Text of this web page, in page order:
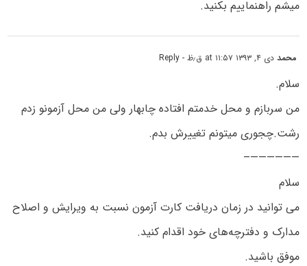
میشم راهنماییم بکنید.
محمددی ۴, ۱۳۹۳ at ۱۱:۵۷ ق٫ظ - Reply
سلام.
من سربازم و محل خدمتم افتاده چابهار ولی من محل آزمونو زدم
رشت.چجوری میتونم تغییرش بدم.
——————–
سلام
می توانید در زمان دریافت کارت آزمون نسبت به ویرایش و اصلاح
مدارک و دفترچه‌های خود اقدام کنید.
موفق باشید.